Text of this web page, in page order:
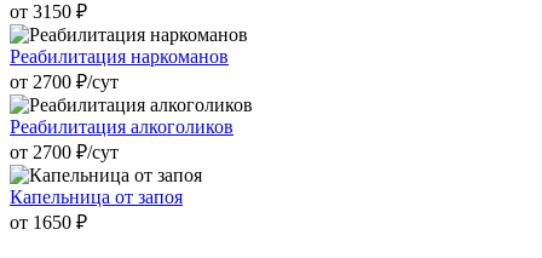
от 3150 ₽
Реабилитация наркоманов
от 2700 ₽/cут
Реабилитация алкоголиков
от 2700 ₽/cут
Капельница от запоя
от 1650 ₽